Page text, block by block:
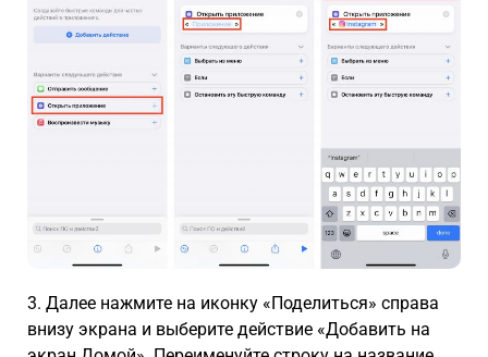
3. Далее нажмите на иконку «Поделиться» справа
внизу экрана и выберите действие «Добавить на